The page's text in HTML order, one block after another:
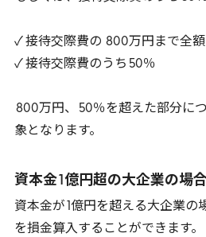
✓ 接待交際費の 800万円まで全額
✓ 接待交際費のうち 50％
800万円、 50％を超えた部分に
象となります。
資本金 1億円超の大企業の場合
資本金が 1億円を超える大企業の
を損金算入することができます。